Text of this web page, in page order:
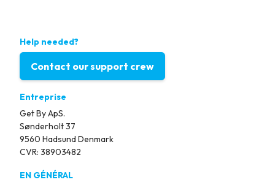
Help needed?
Contact our support crew
Entreprise
Get By ApS.
Sønderholt 37
9560 Hadsund Denmark
CVR: 38903482
EN GÉNÉRAL